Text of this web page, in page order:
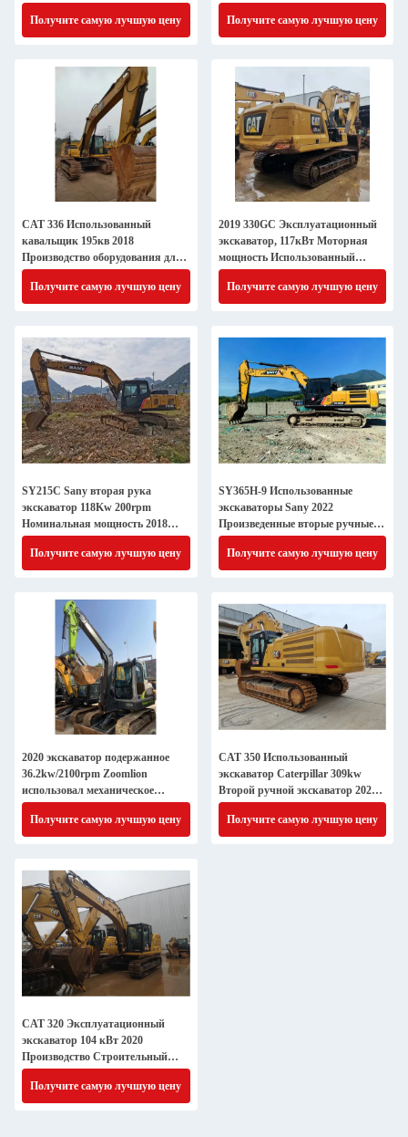
Получите самую лучшую цену
Моторная мощность
Получите самую лучшую цену
CAT 336 Использованный
кавальщик 195кв 2018
Производство оборудования для
раскопок подержанного
Получите самую лучшую цену
2019 330GC Эксплуатационный
экскаватор, 117кВт Моторная
мощность Использованный
экскаватор для кошек
Получите самую лучшую цену
SY215C Sany вторая рука
экскаватор 118Kw 200rpm
Номинальная мощность 2018
Производство
Получите самую лучшую цену
SY365H-9 Использованные
экскаваторы Sany 2022
Произведенные вторые ручные
экскаваторы
Получите самую лучшую цену
2020 экскаватор подержанное
36.2kw/2100rpm Zoomlion
использовал механическое
оборудование
Получите самую лучшую цену
CAT 350 Использованный
экскаватор Caterpillar 309kw
Второй ручной экскаватор 2021
Производство
Получите самую лучшую цену
CAT 320 Эксплуатационный
экскаватор 104 кВт 2020
Производство Строительный
экскаватор
Получите самую лучшую цену